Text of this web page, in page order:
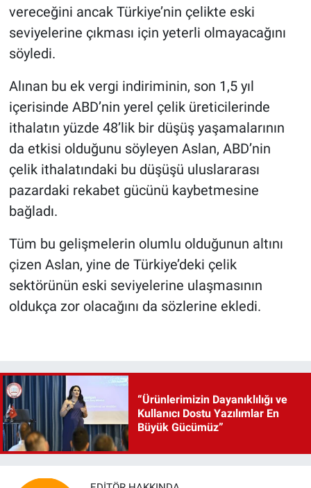
vereceğini ancak Türkiye’nin çelikte eski
seviyelerine çıkması için yeterli olmayacağını
söyledi.
Alınan bu ek vergi indiriminin, son 1,5 yıl
içerisinde ABD’nin yerel çelik üreticilerinde
ithalatın yüzde 48’lik bir düşüş yaşamalarının
da etkisi olduğunu söyleyen Aslan, ABD’nin
çelik ithalatındaki bu düşüşü uluslararası
pazardaki rekabet gücünü kaybetmesine
bağladı.
Tüm bu gelişmelerin olumlu olduğunun altını
çizen Aslan, yine de Türkiye’deki çelik
sektörünün eski seviyelerine ulaşmasının
oldukça zor olacağını da sözlerine ekledi.
“Ürünlerimizin Dayanıklılığı ve
Kullanıcı Dostu Yazılımlar En
Büyük Gücümüz”